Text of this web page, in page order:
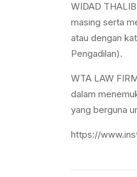
WIDAD
masing serta
atau dengan
Pengadilan).
WTA LAW
dalam
yang berguna
https://